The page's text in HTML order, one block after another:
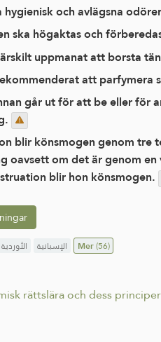
och avlägsna
ska högaktas och
uppmanat att borsta
att parfymera
går ut för att be eller för
blir könsmogen genom
oavsett om det är genom
blir hon könsmogen.
الأوردية الإسبانية Mer(56)
rättslära och dess principer